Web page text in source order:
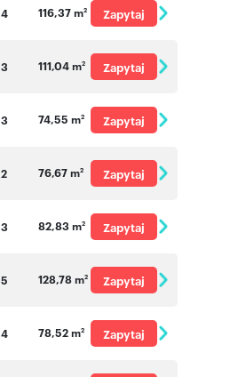
4 116,37 m2
Zapytaj
3 111,04 m2
Zapytaj
3 74,55 m2
Zapytaj
2 76,67 m2
Zapytaj
3 82,83 m2
Zapytaj
5 128,78 m2
Zapytaj
4 78,52 m2
Zapytaj